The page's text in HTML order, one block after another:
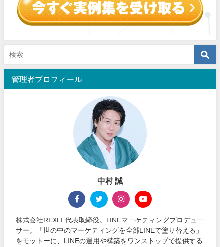
管理者プロフィール
中村 誠
株式会社REXLI 代表取締役。LINEマーケティングプロデュー
サー。「世の中のマーケティングを全部LINEで塗り替える」
をモットーに、LINEの運用や構築をワンストップで提供する